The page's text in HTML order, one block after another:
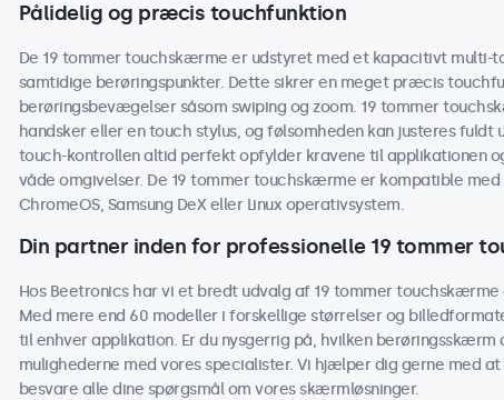
Pålidelig og præcis touchfunktion
De 19 tommer touchskærme er udstyret med et kapacitivt multi-
samtidige berøringspunkter. Dette sikrer en meget præcis
berøringsbevægelser såsom swiping og zoom. 19 tommer
handsker eller en touch stylus, og følsomheden kan justeres
touch-kontrollen altid perfekt opfylder kravene til applikationen
våde omgivelser. De 19 tommer touchskærme er kompatible med
ChromeOS, Samsung DeX eller Linux operativsystem.
Din partner inden for professionelle 19 tommer
Hos Beetronics har vi et bredt udvalg af 19 tommer
Med mere end 60 modeller i forskellige størrelser og
til enhver applikation. Er du nysgerrig på, hvilken berøringsskærm
mulighederne med vores specialister. Vi hjælper dig gerne med
besvare alle dine spørgsmål om vores skærmløsninger.